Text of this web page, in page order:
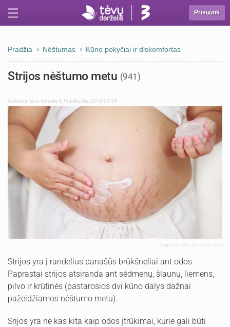
Prisijunk
Pradžia Nėštumas Kūno pokyčiai ir diskomfortas
Strijos nėštumo metu (941)
Autorius:tevu-darzelis.lt Publikuota: 2016-09-06
baipooh | Shutterstock.com
Strijos yra į randelius panašūs brūkšneliai ant odos.
Paprastai strijos atsiranda ant sėdmenų, šlaunų, liemens,
pilvo ir krūtinės (pastarosios dvi kūno dalys dažnai
pažeidžiamos nėštumo metu).
Srijos yra ne kas kita kaip odos įtrūkimai, kurie gali būti